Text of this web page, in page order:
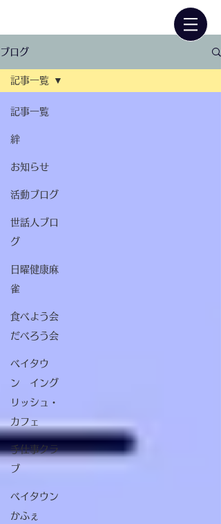
ブログ
記事一覧
絆
お知らせ
活動ブログ
世話人ブロ
グ
日曜健康麻
雀
食べよう会
だべろう会
ベイタウ
ン イング
リッシュ・
カフェ
手仕事クラ
ブ
ベイタウン
かふぇ
記事一覧